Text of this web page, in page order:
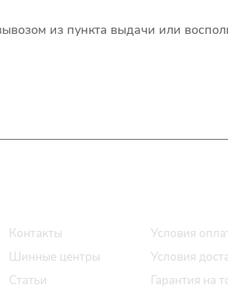
из пункта выдачи или
Контакты
Шинные центры
Статьи
Условия
Условия
Гарантия на